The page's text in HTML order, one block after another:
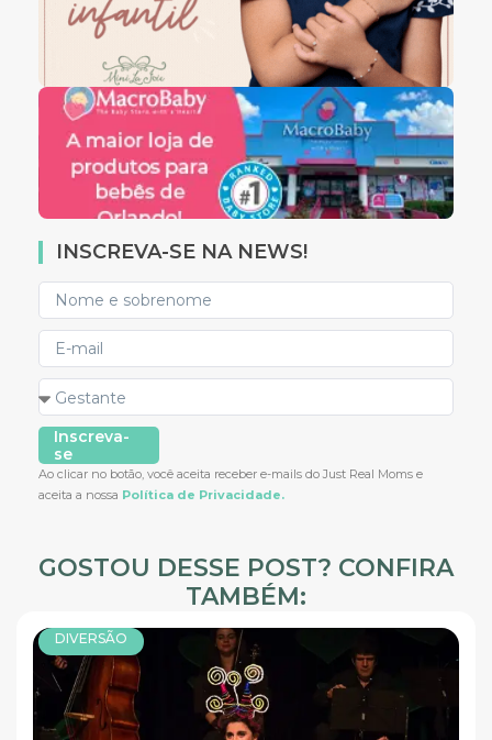
INSCREVA-SE NA NEWS!
Inscreva-
se
Ao clicar no botão, você aceita receber e-mails do Just Real Moms e
aceita a nossa Política de Privacidade.
GOSTOU DESSE POST? CONFIRA
TAMBÉM:
DIVERSÃO